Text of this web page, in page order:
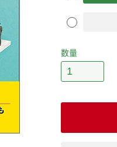
数量